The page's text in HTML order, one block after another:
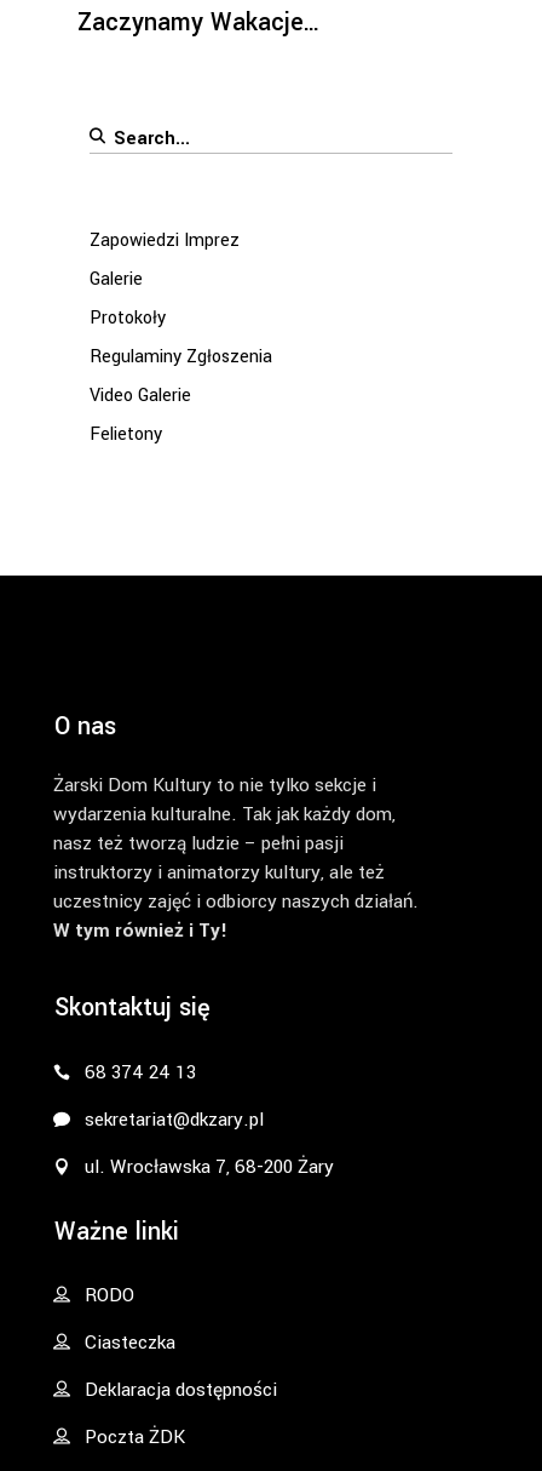
Zaczynamy Wakacje…
Search
Zapowiedzi Imprez
Galerie
Protokoły
Regulaminy Zgłoszenia
Video Galerie
Felietony
O nas
Żarski Dom Kultury to nie tylko sekcje i
wydarzenia kulturalne. Tak jak każdy dom,
nasz też tworzą ludzie – pełni pasji
instruktorzy i animatorzy kultury, ale też
uczestnicy zajęć i odbiorcy naszych działań.
W tym również i Ty!
Skontaktuj się
68 374 24 13
sekretariat@dkzary.pl
ul. Wrocławska 7, 68-200 Żary
Ważne linki
RODO
Ciasteczka
Deklaracja dostępności
Poczta ŻDK